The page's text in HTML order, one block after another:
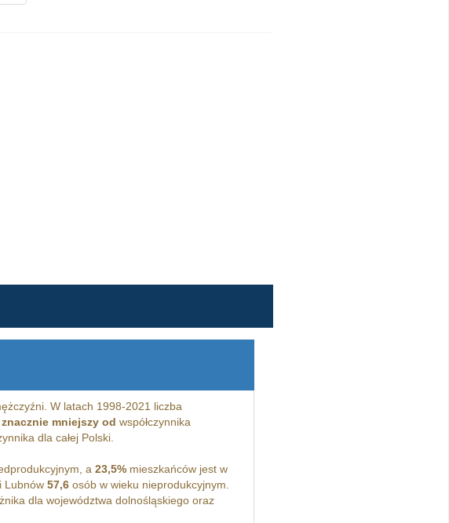
W latach 1998-2021 liczba
znacznie mniejszy od współczynnika
dla całej Polski.
a 23,5%mieszkańców jest w
Lubnów 57,6osób w wieku nieprodukcyjnym.
dla województwa dolnośląskiego oraz